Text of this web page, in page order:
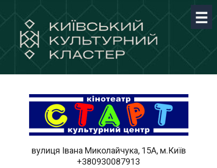
вулиця Івана Миколайчука, 15А, м.Київ
+380930087913